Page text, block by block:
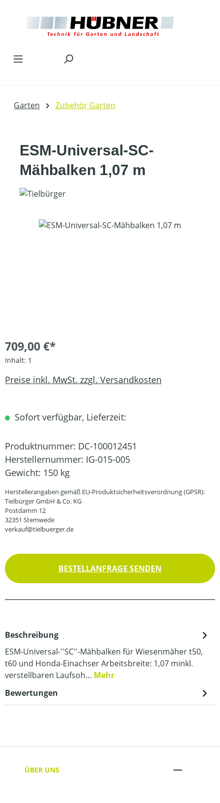
Garten Zubehör Garten
ESM-Universal-SC-
Mähbalken 1,07 m
Bildergalerie überspringen
709,00 €*
Inhalt: 1
Preise inkl. MwSt. zzgl. Versandkosten
Sofort verfügbar, Lieferzeit:
Produktnummer: DC-100012451
Herstellernummer: IG-015-005
Gewicht: 150 kg
Herstellerangaben gemäß EU-Produktsicherheitsverordnung (GPSR):
Tielbürger GmbH & Co. KG
Postdamm 12
32351 Stemwede
verkauf@tielbuerger.de
BESTELLANFRAGE SENDEN
Beschreibung
ESM-Universal-''SC''-Mähbalken für Wiesenmäher t50,
t60 und Honda-Einachser Arbeitsbreite: 1,07 minkl.
verstellbaren Laufsoh… Mehr
Bewertungen
ÜBER UNS